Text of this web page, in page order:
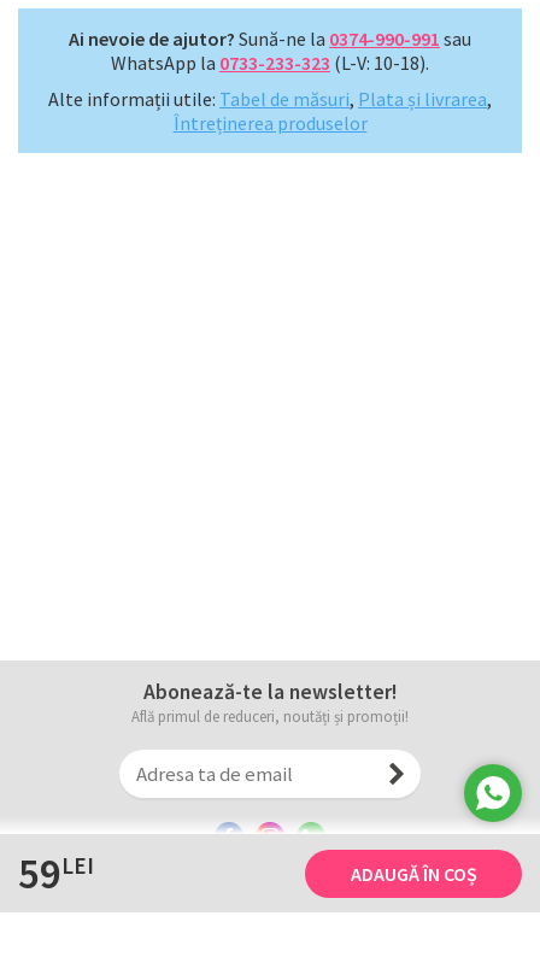
59LEI ADAUGĂ ÎN COȘ
Ai nevoie de ajutor? Sună-ne la 0374-990-991 sau
WhatsApp la 0733-233-323 (L-V: 10-18).
Alte informații utile: Tabel de măsuri, Plata și livrarea,
Întreținerea produselor
Abonează-te la newsletter!
Află primul de reduceri, noutăți și promoții!
Informații Tricourile noastre